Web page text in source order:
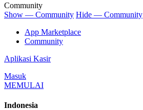
Community
Show — Community Hide — Community
App Marketplace
Community
Aplikasi Kasir
Masuk
MEMULAI
Indonesia